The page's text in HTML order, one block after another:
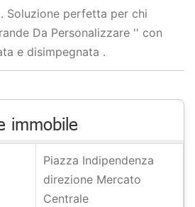
Soluzione perfetta per chi
Da Personalizzare '' con
e disimpegnata .
immobile
Piazza Indipendenza
direzione Mercato
Centrale